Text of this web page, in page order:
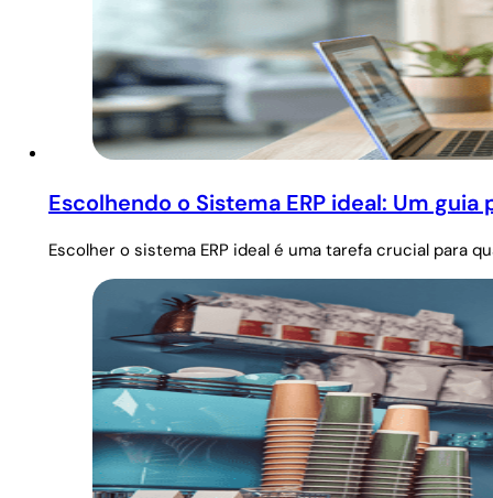
Escolhendo o Sistema ERP ideal: Um
Escolher o sistema ERP ideal é uma tarefa crucial para